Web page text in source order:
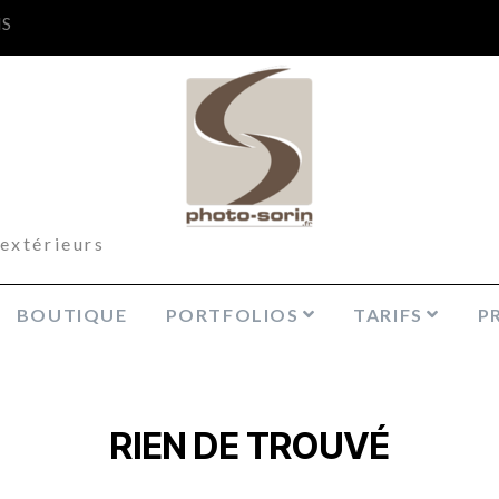
BOUTIQUE PORTFOLIOS TARIFS
RIEN DE TROUVÉ